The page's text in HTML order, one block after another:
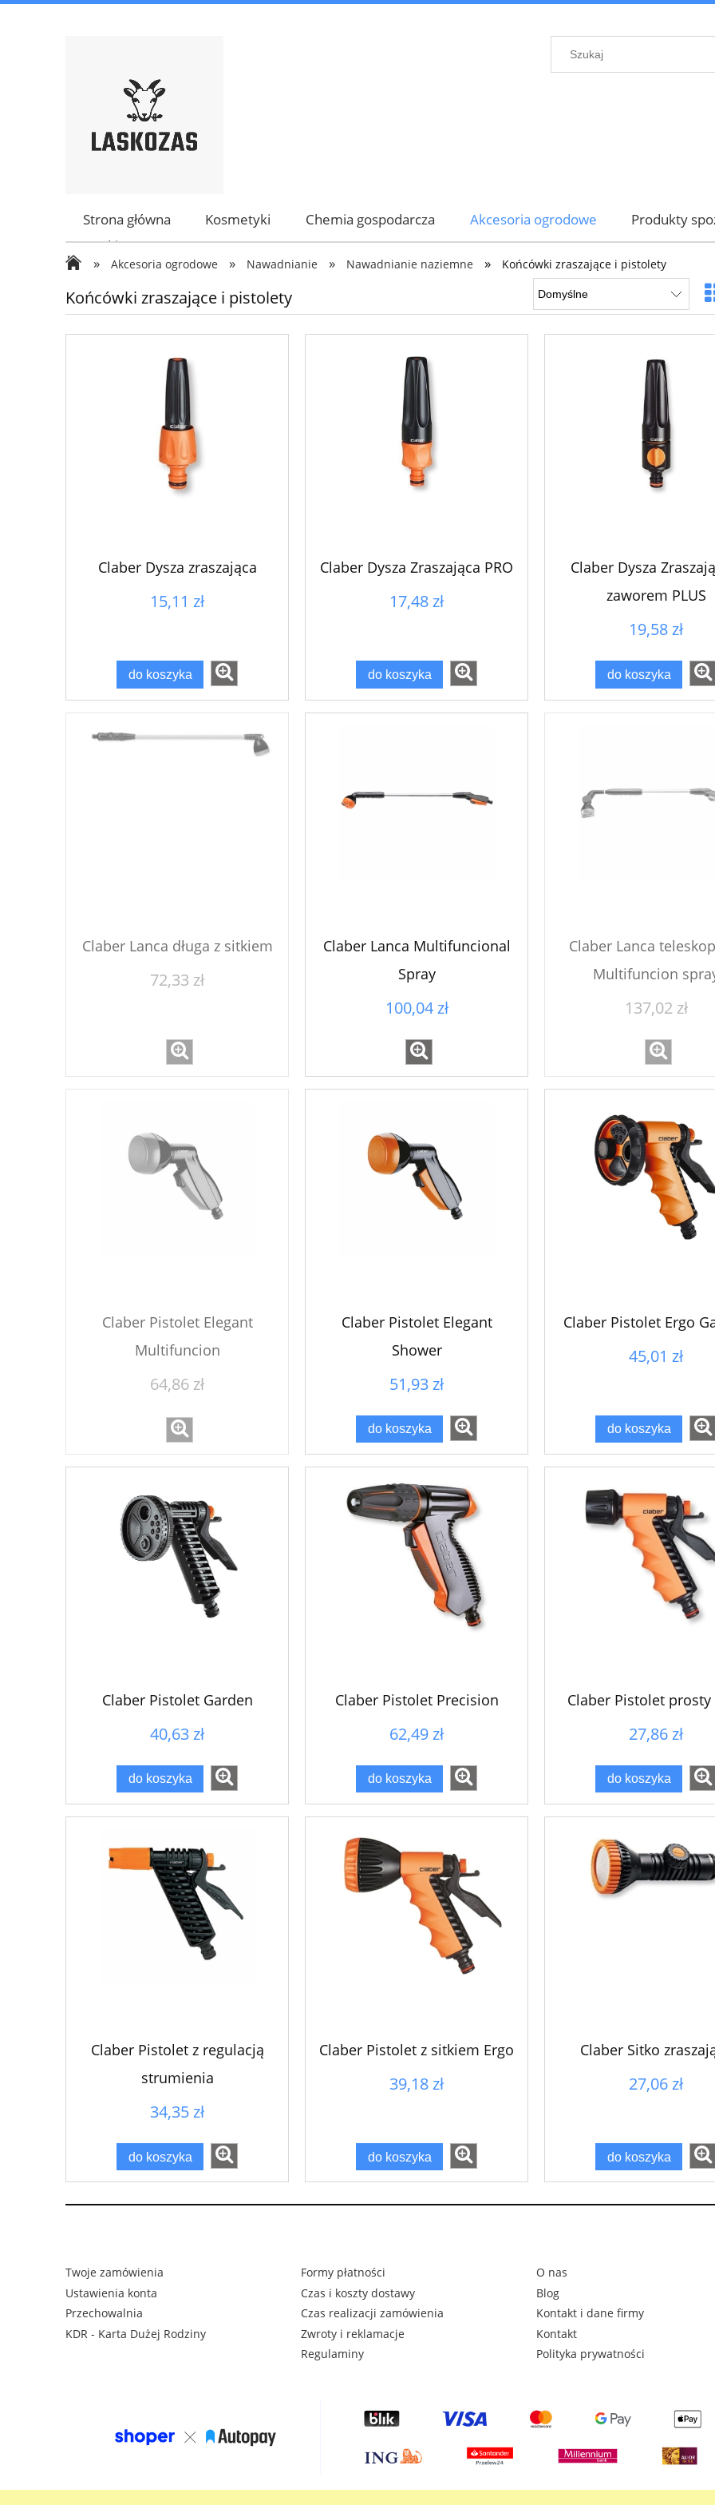
Strona główna Kosmetyki Chemia gospodarcza Akcesoria ogrodowe
Produkty
Marki
»
Akcesoria ogrodowe » Nawadnianie » Nawadnianie naziemne » Końcówki zraszające i pistolety
Końcówki zraszające i pistolety
Claber Dysza zraszająca
15,11 zł
do koszyka
Claber Dysza Zraszająca PRO
17,48 zł
do koszyka
Claber Dysza
zaworem PLUS
19,58 zł
do koszyka
Claber Lanca długa z sitkiem
72,33 zł
Claber Lanca Multifuncional
Spray
100,04 zł
Claber Lanca
Multifuncion
137,02 zł
Claber Pistolet Elegant
Multifuncion
64,86 zł
Claber Pistolet Elegant
Shower
51,93 zł
do koszyka
Claber Pistolet Ergo
45,01 zł
do koszyka
Claber Pistolet Garden
40,63 zł
do koszyka
Claber Pistolet Precision
62,49 zł
do koszyka
Claber Pistolet prosty
27,86 zł
do koszyka
Claber Pistolet z regulacją
strumienia
34,35 zł
do koszyka
Claber Pistolet z sitkiem Ergo
39,18 zł
do koszyka
Claber Sitko
27,06 zł
do koszyka
Twoje zamówienia
Ustawienia konta
Przechowalnia
KDR - Karta Dużej Rodziny
Formy płatności
Czas i koszty dostawy
Czas realizacji zamówienia
Zwroty i reklamacje
Regulaminy
O nas
Blog
Kontakt i dane firmy
Kontakt
Polityka prywatności